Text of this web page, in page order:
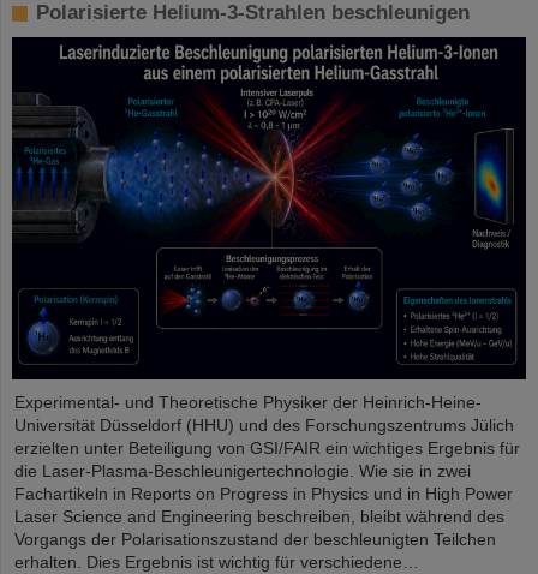
Polarisierte Helium-3-Strahlen beschleunigen
Experimental- und Theoretische Physiker der Heinrich-Heine-
Universität Düsseldorf (HHU) und des Forschungszentrums Jülich
erzielten unter Beteiligung von GSI/FAIR ein wichtiges Ergebnis für
die Laser-Plasma-Beschleunigertechnologie. Wie sie in zwei
Fachartikeln in Reports on Progress in Physics und in High Power
Laser Science and Engineering beschreiben, bleibt während des
Vorgangs der Polarisationszustand der beschleunigten Teilchen
erhalten. Dies Ergebnis ist wichtig für verschiedene…